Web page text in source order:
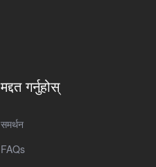
मद्दत गर्नुहोस्
समर्थन
FAQs